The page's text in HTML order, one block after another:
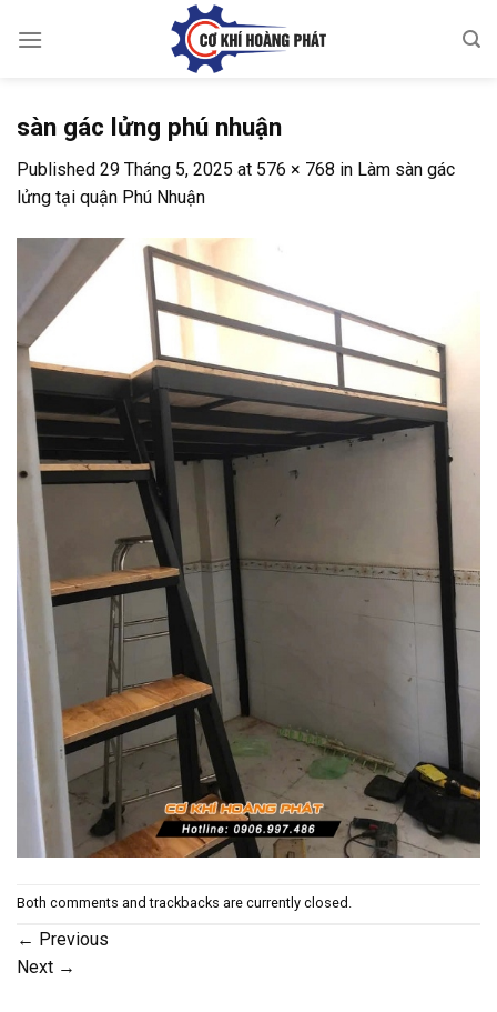
sàn gác lửng phú nhuận
Published 29 Tháng 5, 2025 at 576 × 768 in Làm sàn gác
lửng tại quận Phú Nhuận
Both comments and trackbacks are currently closed.
← Previous
Next →